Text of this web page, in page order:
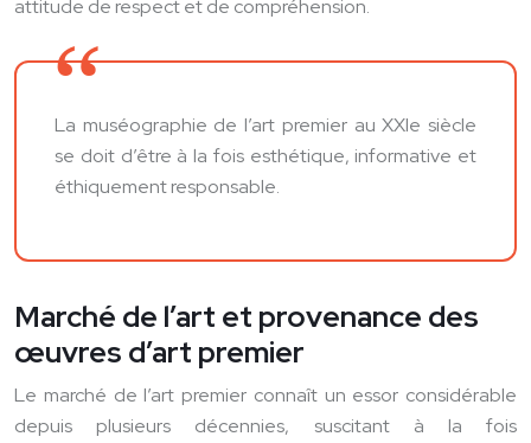
attitude de respect et de compréhension.
La muséographie de l’art premier au XXIe siècle
se doit d’être à la fois esthétique, informative et
éthiquement responsable.
Marché de l’art et provenance des
œuvres d’art premier
Le marché de l’art premier connaît un essor considérable
depuis plusieurs décennies, suscitant à la fois